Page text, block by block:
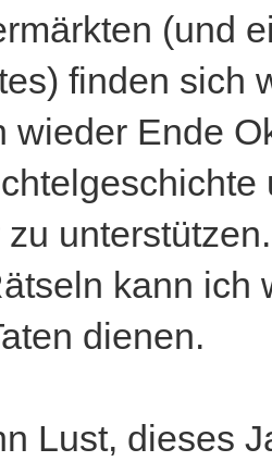
(und
finden sich
wieder Ende
kann ich
dienen.
Lust, dieses